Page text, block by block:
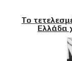
Το
Ελλάδα